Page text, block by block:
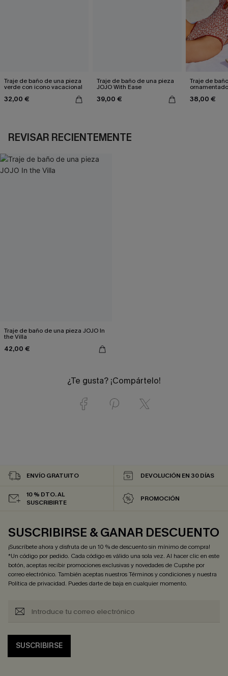
Traje de baño de una pieza
verde con icono vacacional
32,00 €
Traje de baño de una pieza
JOJO With Ease
39,00 €
Traje de
38,00 €
REVISAR RECIENTEMENTE
Traje de baño de una pieza JOJO In
the Villa
42,00 €
¿Te gusta? ¡Compártelo!
ENVÍO GRATUITO DEVOLUCIÓN EN 30 DÍAS
10 % DTO. AL
SUSCRIBIRTE
PROMOCIÓN
SUSCRIBIRSE & GANAR DESCUENTO
¡Suscríbete ahora y disfruta de un 10 % de descuento sin mínimo de compra!
*Un código por pedido. Cada código es válido una sola vez. Al hacer clic en este
botón, aceptas recibir promociones exclusivas y novedades de Cupshe por
correo electrónico. También aceptas nuestrosTérminos y condicionesy nuestra
Política de privacidad. Puedes darte de baja en cualquier momento.
SUSCRIBIRSE